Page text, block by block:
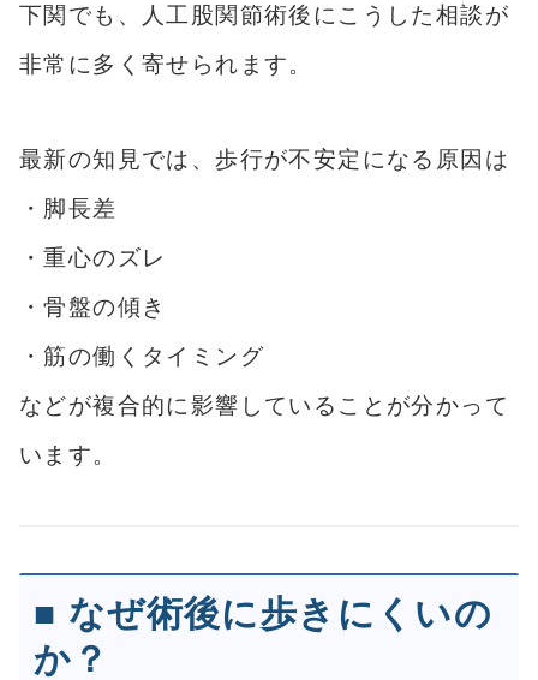
下関でも、人工股関節術後にこうした相談が
非常に多く寄せられます。
最新の知見では、歩行が不安定になる原因は
・脚長差
・重心のズレ
・骨盤の傾き
・筋の働くタイミング
などが複合的に影響していることが分かって
います。
■ なぜ術後に歩きにくいの
か？